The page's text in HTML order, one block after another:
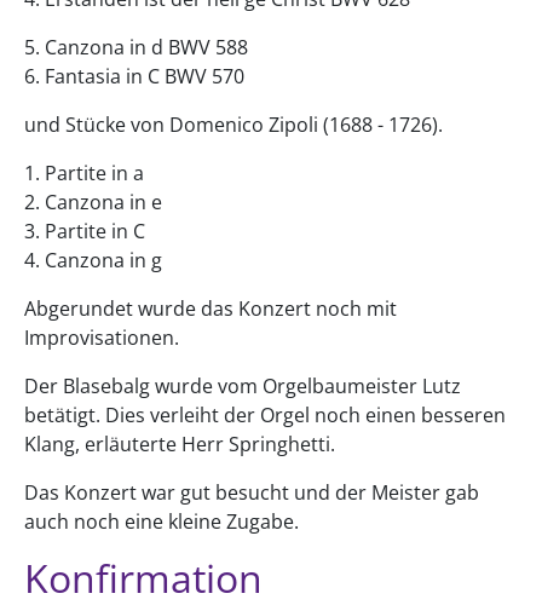
5. Canzona in d BWV 588
6. Fantasia in C BWV 570
und Stücke von Domenico Zipoli (1688 - 1726).
1. Partite in a
2. Canzona in e
3. Partite in C
4. Canzona in g
Abgerundet wurde das Konzert noch mit
Improvisationen.
Der Blasebalg wurde vom Orgelbaumeister Lutz
betätigt. Dies verleiht der Orgel noch einen besseren
Klang, erläuterte Herr Springhetti.
Das Konzert war gut besucht und der Meister gab
auch noch eine kleine Zugabe.
Konfirmation